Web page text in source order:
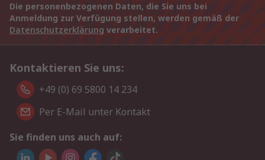
Die personenbezogenen Daten, die Sie uns bei
Anmeldung zur Verfügung stellen, werden gemäß der
Datenschutzerklärung verarbeitet.
Kontaktieren Sie uns:
+49 (0) 69 5800 14 234
Per E-Mail unter Kontakt
Sie finden uns auch auf: